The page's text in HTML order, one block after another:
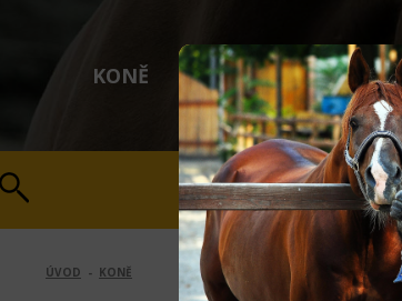
KONĚ JEZDCI STÁJ A
ÚVOD - KONĚ